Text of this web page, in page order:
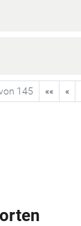
145 «« «